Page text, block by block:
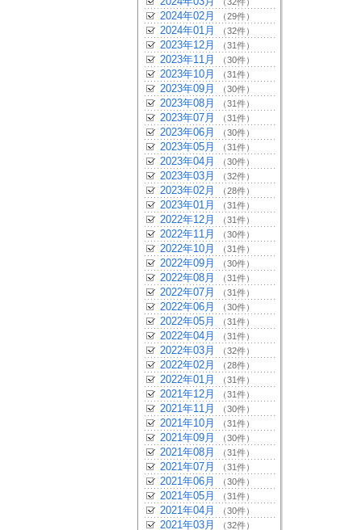
2024年02月 （29件）
2024年01月 （32件）
2023年12月 （31件）
2023年11月 （30件）
2023年10月 （31件）
2023年09月 （30件）
2023年08月 （31件）
2023年07月 （31件）
2023年06月 （30件）
2023年05月 （31件）
2023年04月 （30件）
2023年03月 （32件）
2023年02月 （28件）
2023年01月 （31件）
2022年12月 （31件）
2022年11月 （30件）
2022年10月 （31件）
2022年09月 （30件）
2022年08月 （31件）
2022年07月 （31件）
2022年06月 （30件）
2022年05月 （31件）
2022年04月 （31件）
2022年03月 （32件）
2022年02月 （28件）
2022年01月 （31件）
2021年12月 （31件）
2021年11月 （30件）
2021年10月 （31件）
2021年09月 （30件）
2021年08月 （31件）
2021年07月 （31件）
2021年06月 （30件）
2021年05月 （31件）
2021年04月 （30件）
2021年03月 （32件）